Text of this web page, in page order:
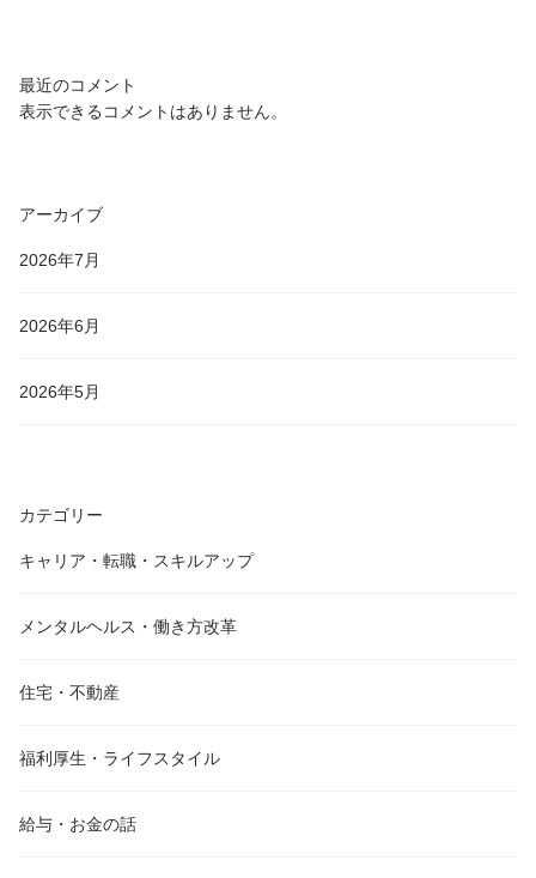
最近のコメント
表示できるコメントはありません。
アーカイブ
2026年7月
2026年6月
2026年5月
カテゴリー
キャリア・転職・スキルアップ
メンタルヘルス・働き方改革
住宅・不動産
福利厚生・ライフスタイル
給与・お金の話